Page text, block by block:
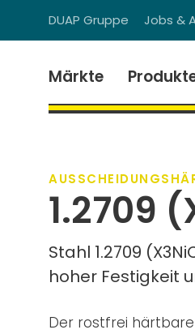
DUAP Gruppe Jobs &
Märkte
1.2709
Stahl 1.2709
hoher Festigkeit
Der rostfrei härtbare